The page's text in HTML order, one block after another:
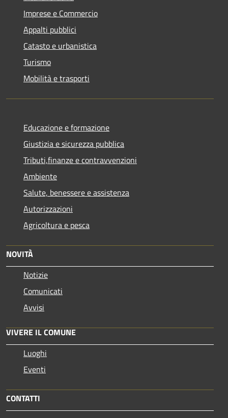
Imprese e Commercio
Appalti pubblici
Catasto e urbanistica
Turismo
Mobilità e trasporti
Educazione e formazione
Giustizia e sicurezza pubblica
Tributi,finanze e contravvenzioni
Ambiente
Salute, benessere e assistenza
Autorizzazioni
Agricoltura e pesca
NOVITÀ
Notizie
Comunicati
Avvisi
VIVERE IL COMUNE
Luoghi
Eventi
CONTATTI